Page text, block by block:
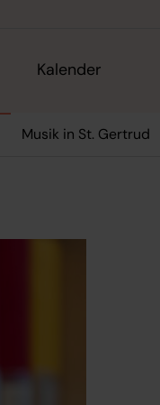
Kalender
Musik in St. Gertrud